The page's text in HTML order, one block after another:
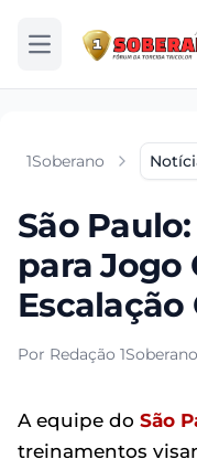
Abrir menu
1Soberano
São
para Jogo
Por Redação
A equipe do São
treinamentos